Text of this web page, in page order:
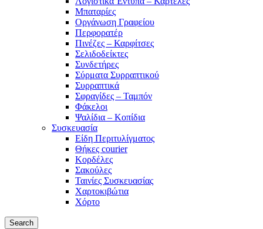
Μπαταρίες
Οργάνωση Γραφείου
Περφορατέρ
Πινέζες – Καρφίτσες
Σελιδοδείκτες
Συνδετήρες
Σύρματα Συρραπτικού
Συρραπτικά
Σφραγίδες – Ταμπόν
Φάκελοι
Ψαλίδια – Κοπίδια
Συσκευασία
Είδη Περιτυλίγματος
Θήκες courier
Κορδέλες
Σακούλες
Ταινίες Συσκευασίας
Χαρτοκιβώτια
Χόρτο
Search